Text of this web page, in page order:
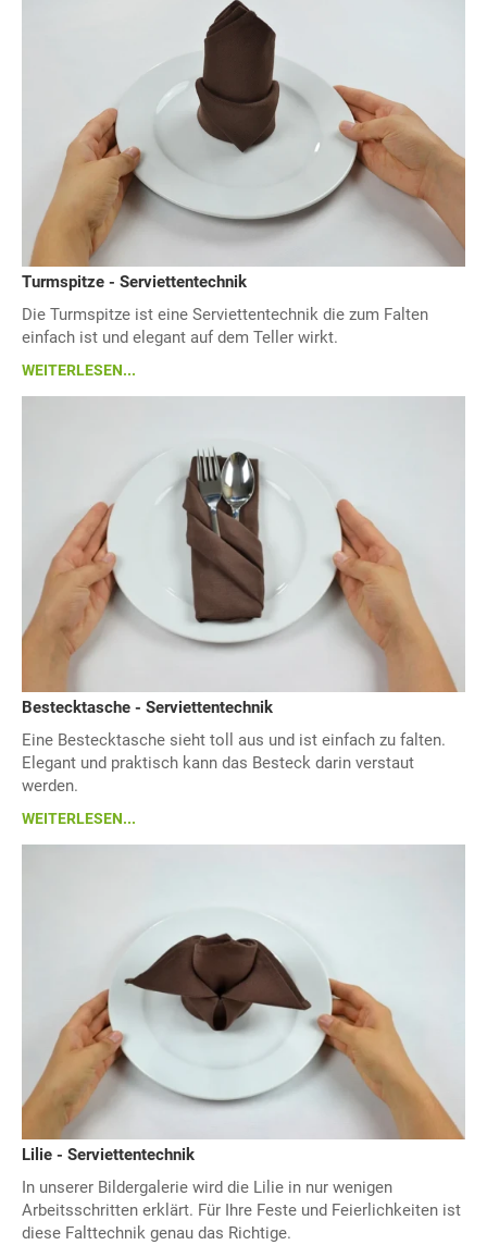
Turmspitze - Serviettentechnik
Die Turmspitze ist eine Serviettentechnik die zum Falten
einfach ist und elegant auf dem Teller wirkt.
WEITERLESEN...
Bestecktasche - Serviettentechnik
Eine Bestecktasche sieht toll aus und ist einfach zu falten.
Elegant und praktisch kann das Besteck darin verstaut
werden.
WEITERLESEN...
Lilie - Serviettentechnik
In unserer Bildergalerie wird die Lilie in nur wenigen
Arbeitsschritten erklärt. Für Ihre Feste und Feierlichkeiten ist
diese Falttechnik genau das Richtige.